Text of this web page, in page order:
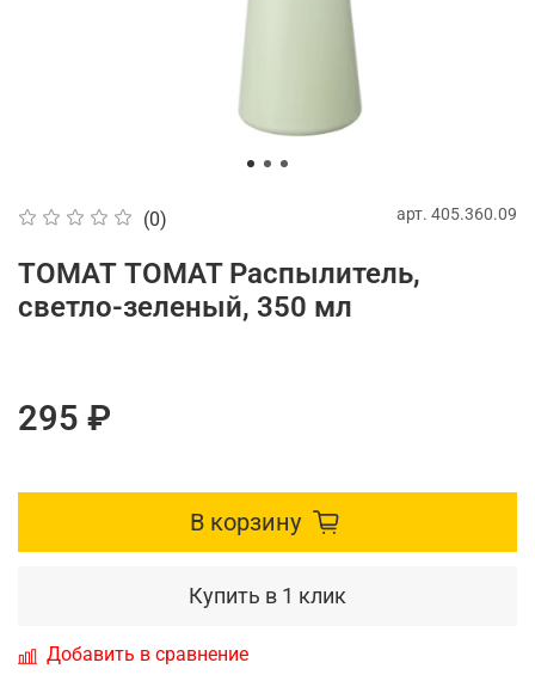
(0) арт. 405.360.09
ТОМАТ TOMAT Распылитель,
светло-зеленый, 350 мл
295 ₽
В корзину
Купить в 1 клик
Добавить в сравнение